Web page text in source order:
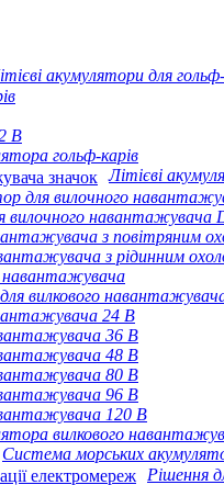
акумулятори для
В
гольф-карів
Літієві
для вилочного
вилочного навантажувача
з повітряним
з рідинним
навантажувача
вилкового
24 В
36 В
48 В
80 В
96 В
120 В
вилкового
Система морських
Рішення